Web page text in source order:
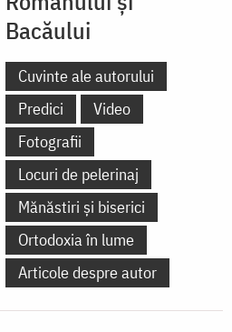
Bacăului
Cuvinte ale autorului
Predici
Video
Fotografii
Locuri de pelerinaj
Mănăstiri și biserici
Ortodoxia în lume
Articole despre autor